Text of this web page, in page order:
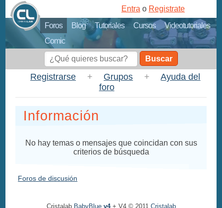
Foros Blog Tutoriales Cursos
Videotutoriales
Comic
Entra o Registrate
Buscar
Registrarse + Grupos +
Ayuda del
foro
Información
No hay temas o mensajes que coincidan con sus
criterios de búsqueda
Foros de discusión
Cristalab BabyBlue v4+ V4 © 2011 Cristalab